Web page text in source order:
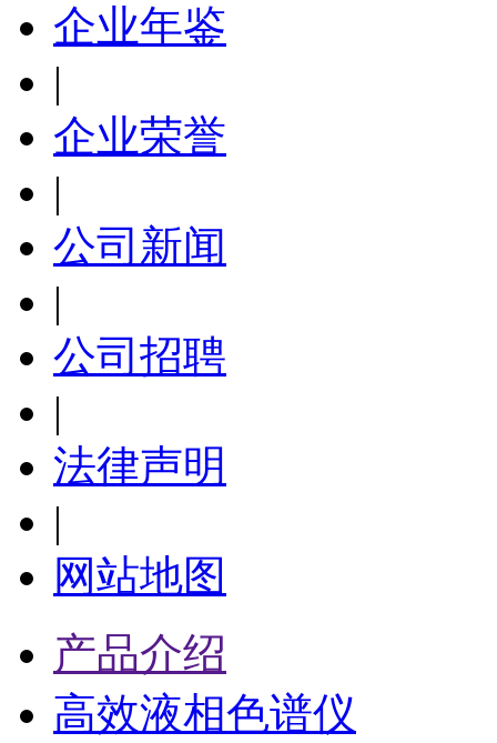
企业年鉴
|
企业荣誉
|
公司新闻
|
公司招聘
|
法律声明
|
网站地图
产品介绍
高效液相色谱仪